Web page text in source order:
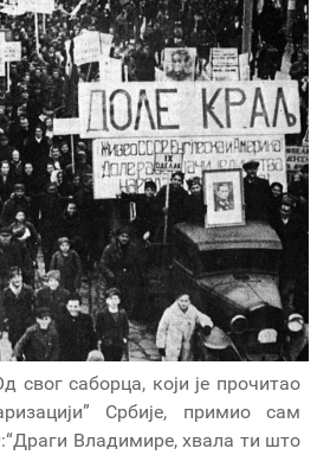
саборца, који је прочитао
Србије, примио сам
Владимире, хвала ти што